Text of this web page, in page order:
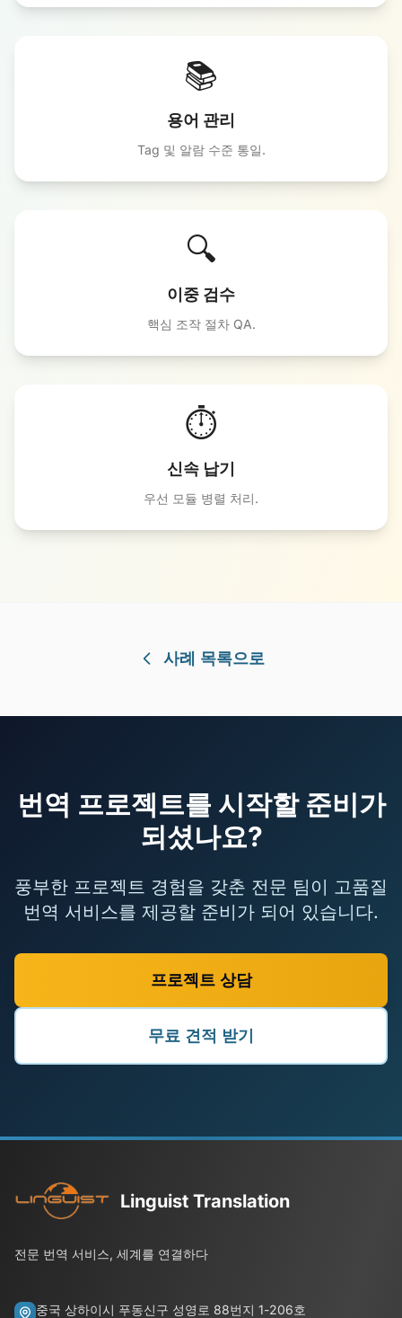
📚
용어 관리
Tag 및 알람 수준 통일.
🔍
이중 검수
핵심 조작 절차 QA.
⏱️
신속 납기
우선 모듈 병렬 처리.
사례 목록으로
번역 프로젝트를 시작할 준비가
되셨나요?
풍부한 프로젝트 경험을 갖춘 전문 팀이 고품질
번역 서비스를 제공할 준비가 되어 있습니다.
프로젝트 상담
무료 견적 받기
Linguist Translation
전문 번역 서비스, 세계를 연결하다
중국 상하이시 푸동신구 성영로 88번지 1-206호